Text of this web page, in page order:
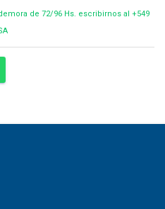
de 72/96 Hs. escribirnos al +549